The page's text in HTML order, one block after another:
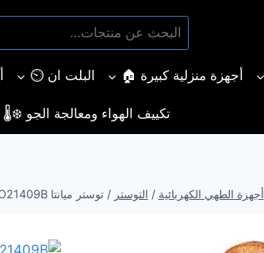
البحث
عن:
بحث
أجهزة منزلية كبيرة 🏠 البلت ان ⏲️
تكييف الهواء ومعالجة الجو ❄️🌡️
أجهزة الطهي الكهربائية / التوستر / توستر ميانتا TO21409B اسود 2 شريحة Mienta